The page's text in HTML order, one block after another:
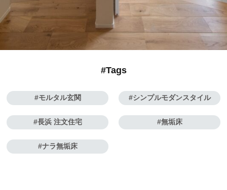
#Tags
モルタル玄関 シンプルモダンスタイル
長浜 注文住宅 無垢床
ナラ無垢床